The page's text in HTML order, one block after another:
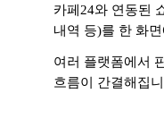
카페24와 연동된
내역 등)를 한 화
여러 플랫폼에서
흐름이 간결해집